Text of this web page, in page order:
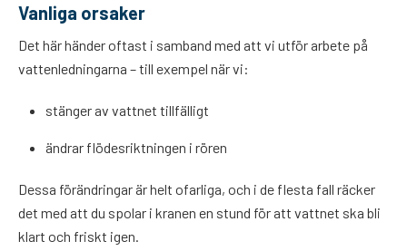
Vanliga orsaker
Det här händer oftast i samband med att vi utför arbete på
vattenledningarna – till exempel när vi:
stänger av vattnet tillfälligt
ändrar flödesriktningen i rören
Dessa förändringar är helt ofarliga, och i de flesta fall räcker
det med att du spolar i kranen en stund för att vattnet ska bli
klart och friskt igen.